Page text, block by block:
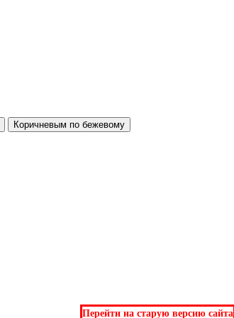
Коричневым по бежевому
Перейти на старую версию сайта